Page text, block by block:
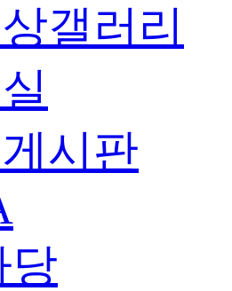
갤러리
시판
당